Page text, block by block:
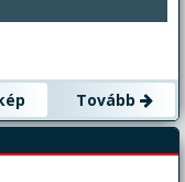
Tovább